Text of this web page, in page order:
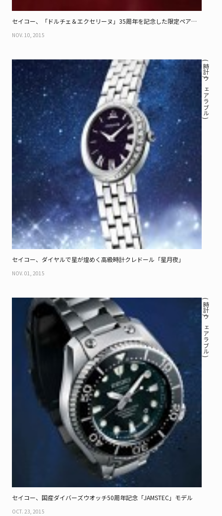
セイコー、「ドルチェ＆エクセリーヌ」35周年を記念した限定ペアウ
NOV. 10, 2015
セイコー、ダイヤルで星が煌めく高級時計クレドール「星月夜」
NOV. 01, 2015
( 時計 / ウェアラブル )
セイコー、国産ダイバーズウオッチ50周年記念「JAMSTEC」モデル
OCT. 23, 2015
( 時計 / ウェアラブル )